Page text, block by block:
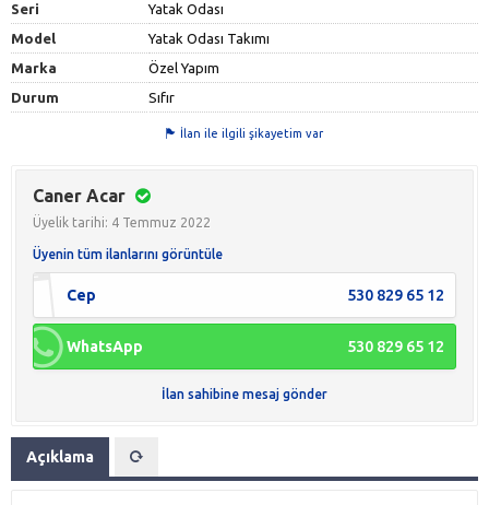
Seri
Yatak Odası
Model
Yatak Odası Takımı
Marka
Özel Yapım
Durum
Sıfır
İlan ile ilgili şikayetim var
Caner Acar
Üyelik tarihi: 4 Temmuz 2022
Üyenin tüm ilanlarını görüntüle
Cep 530 829 65 12
WhatsApp 530 829 65 12
İlan sahibine mesaj gönder
Açıklama